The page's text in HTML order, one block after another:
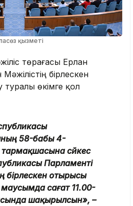
қызметі
төрағасы Ерлан
бірлескен
өкімге қол
58-бабы 4-
сәйкес
Парламенті
бірлескен отырысы
сағат 11.00-
шақырылсын», –